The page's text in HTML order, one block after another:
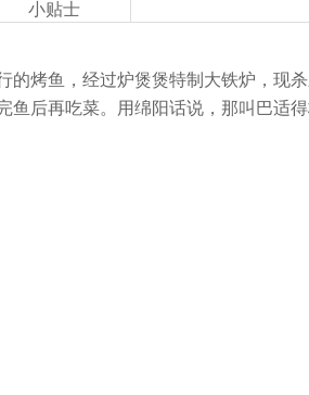
小贴士
的烤鱼，经过炉煲煲特制大铁炉，现
鱼后再吃菜。用绵阳话说，那叫巴适